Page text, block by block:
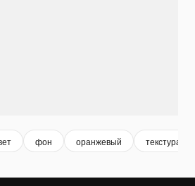
фон оранжевый текстура